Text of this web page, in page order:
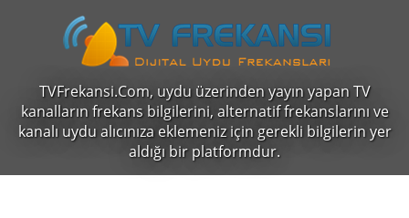
TVFrekansi.Com,uydu üzerinden yayın yapan TV
kanalların frekans bilgilerini, alternatif frekanslarını ve
kanalı uydu alıcınıza eklemeniz için gerekli bilgilerin yer
aldığı bir platformdur.